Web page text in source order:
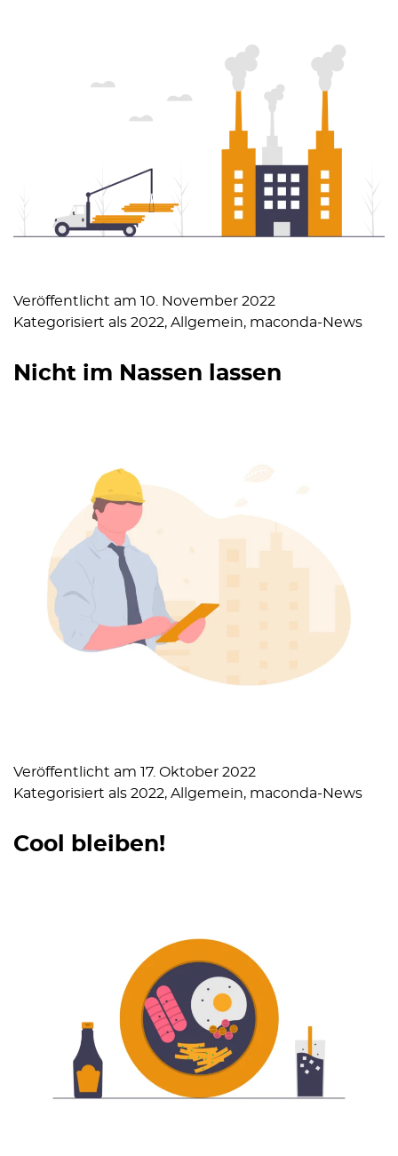
Veröffentlicht am 10. November 2022
Kategorisiert als 2022, Allgemein, maconda-News
Nicht im Nassen lassen
Veröffentlicht am 17. Oktober 2022
Kategorisiert als 2022, Allgemein, maconda-News
Cool bleiben!